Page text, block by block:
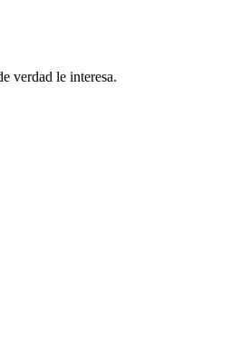
verdad le interesa.